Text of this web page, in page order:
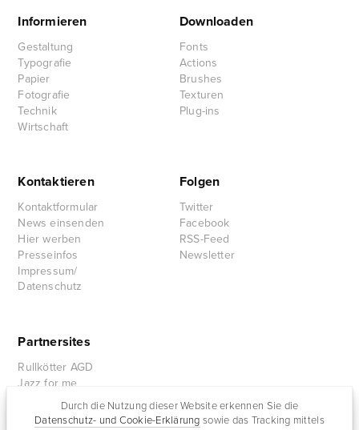
Durch die Nutzung dieser Website erkennen Sie die
Datenschutz- und Cookie-Erklärung sowie das Tracking mittels
Informieren
Gestaltung
Typografie
Papier
Fotografie
Technik
Wirtschaft
Downloaden
Fonts
Actions
Brushes
Texturen
Plug-ins
Kontaktieren
Kontaktformular
News einsenden
Hier werben
Presseinfos
Impressum/
Datenschutz
Folgen
Twitter
Facebook
RSS-Feed
Newsletter
Partnersites
Rullkötter AGD
Jazz for me